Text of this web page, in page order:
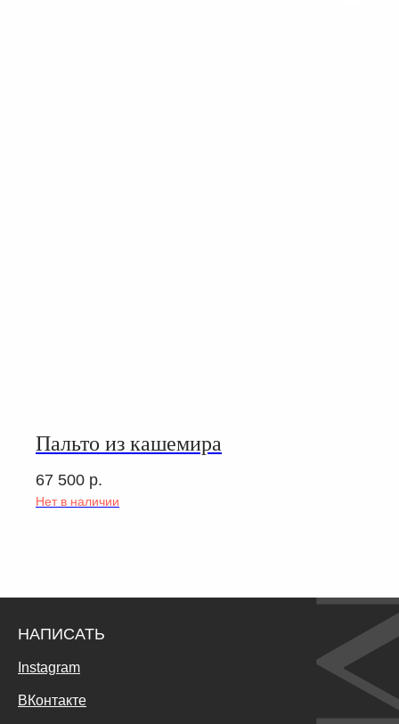
Пальто из кашемира
67 500 р.
Нет в наличии
НАПИСАТЬ
Instagram
ВКонтакте